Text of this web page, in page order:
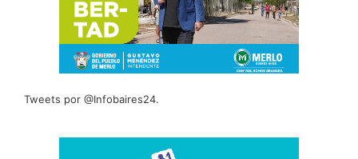
Tweets por @Infobaires24.